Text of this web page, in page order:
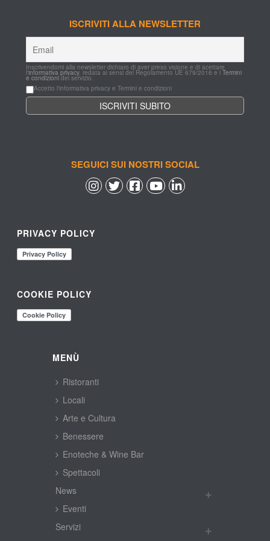
ISCRIVITI ALLA NEWSLETTER
Inscrivendomi alla newsletter dichiaro di aver preso visione e di acettare
l'informativa privacy, redata ai sensi del Regolamento UE 679/2016 e i Termini
e condizioni del servizio.
Accetto l'informativa privacy e Termini e condizioni
SEGUICI SUI NOSTRI SOCIAL
PRIVACY POLICY
COOKIE POLICY
MENÙ
Ristoranti
Locali
Arte e Cultura
Benessere
Enoteche & Wine Bar
Spettacoli
New
Eventi
Servizi